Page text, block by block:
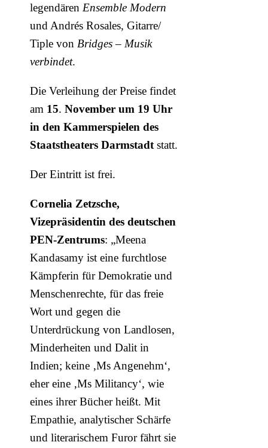
legendären Ensemble Modern
und Andrés Rosales, Gitarre/
Tiple von Bridges – Musik
verbindet.
Die Verleihung der Preise findet
am 15. November um 19 Uhr
in den Kammerspielen des
Staatstheaters Darmstadt statt.
Der Eintritt ist frei.
Cornelia Zetzsche,
Vizepräsidentin des deutschen
PEN-Zentrums: „Meena
Kandasamy ist eine furchtlose
Kämpferin für Demokratie und
Menschenrechte, für das freie
Wort und gegen die
Unterdrückung von Landlosen,
Minderheiten und Dalit in
Indien; keine ‚Ms Angenehm‘,
eher eine ‚Ms Militancy‘, wie
eines ihrer Bücher heißt. Mit
Empathie, analytischer Schärfe
und literarischem Furor fährt sie